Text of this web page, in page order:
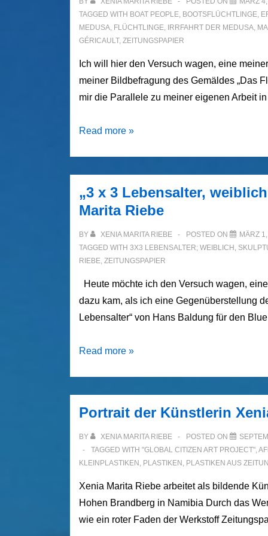
TAGGED WITH BOAT PEOPLE BOOTSFLÜCHTLINGE
EDUSA
FLÜCHTLINGE IRRFAHRT DER MEDUSA
GÉRICAULT, ZEITUNGSPAPIER
Ich will hier den Versuch wagen, eine
meiner Bildbefragung des Gemäldes „Das
mir die Parallele zu meiner eigenen Arbeit
Boat
von
Xenia
Marita
Riebe
Read more »
„3 x 3 Lebensalter,
Marita Riebe
BY XENIA MARITA RIEBE POSTED ON MÄRZ
TAGGED WITH 3X3 LEBENSALTER; WEIBLICH
RIEBE ZEITUNGSPAPIER
Heute möchte ich den Versuch wagen,
dazu kam, als ich eine Gegenüberstellung
Lebensalter“ von Hans Baldung für den
„3
weiblich“
–
Skulpturengruppe
von
Xenia
Marita
Riebe
Read more »
Portrait der Künstlerin
BY XENIA MARITA RIEBE POSTED ON
TAGGED WITH "GLOBAL CITIZEN ART PROJECT"
KLEINPLASTIKEN PLASTIKEN PLASTIKEN AUS
Xenia Marita Riebe arbeitet als bildende
Hohen Brandberg in Namibia Durch das
wie ein roter Faden der Werkstoff